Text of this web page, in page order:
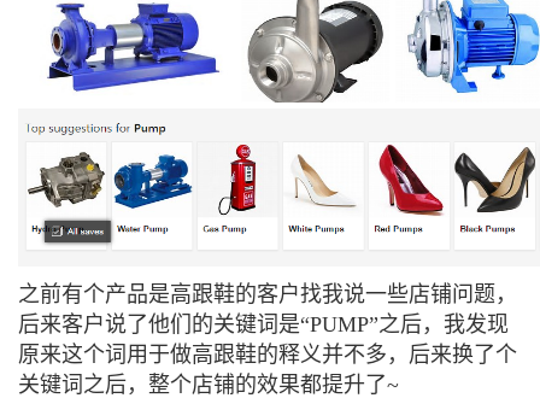
之前有个产品是高跟鞋的客户找我说一些店铺问题，
后来客户说了他们的关键词是“PUMP”之后，我发现
原来这个词用于做高跟鞋的释义并不多，后来换了个
关键词之后，整个店铺的效果都提升了~